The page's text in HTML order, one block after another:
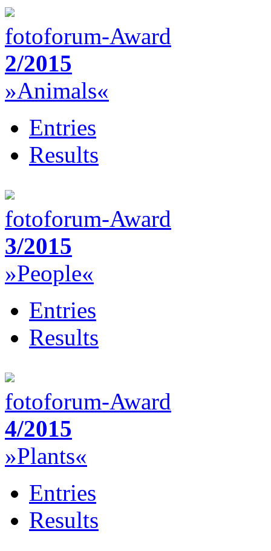
fotoforum-Award
2/2015
»Animals«
Entries
Results
fotoforum-Award
3/2015
»People«
Entries
Results
fotoforum-Award
4/2015
»Plants«
Entries
Results